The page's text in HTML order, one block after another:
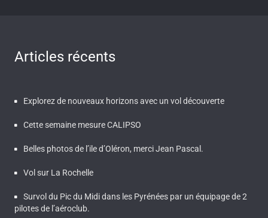
Articles récents
Explorez de nouveaux horizons avec un vol découverte
Cette semaine mesure CALIPSO
Belles photos de l’ile d’Oléron, merci Jean Pascal.
Vol sur La Rochelle
Survol du Pic du Midi dans les Pyrénées par un équipage de 2
pilotes de l’aéroclub.